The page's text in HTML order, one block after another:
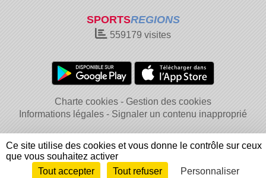
SPORTSREGIONS
559179 visites
Charte cookies
Gestion des cookies
Informations légales
Signaler un contenu inapproprié
Envie de participer ? Connexion
Ce site utilise des cookies et vous donne le contrôle sur ceux
que vous souhaitez activer
Tout accepter
Tout refuser Personnaliser